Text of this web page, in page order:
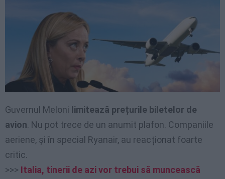
Guvernul Meloni limitează prețurile biletelor de
avion. Nu pot trece de un anumit plafon. Companiile
aeriene, și în special Ryanair, au reacționat foarte
critic.
>>> Italia, tinerii de azi vor trebui să muncească